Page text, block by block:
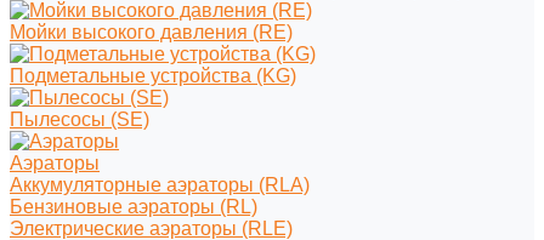
Мойки высокого давления (RE)
Подметальные устройства (KG)
Пылесосы (SE)
Аэраторы
Аккумуляторные аэраторы (RLA)
Бензиновые аэраторы (RL)
Электрические аэраторы (RLE)